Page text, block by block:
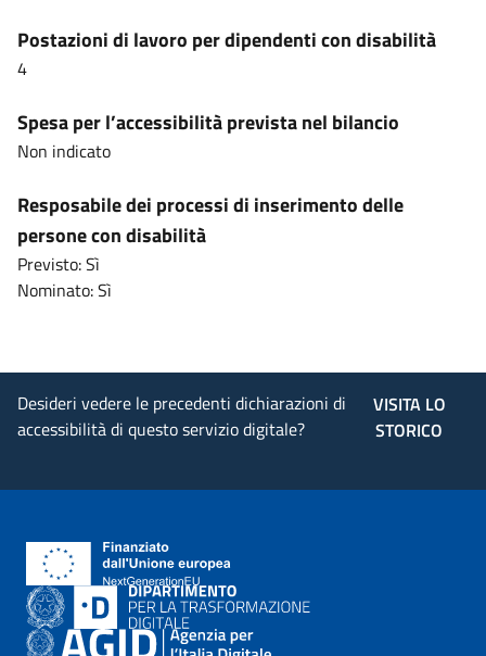
Postazioni di lavoro per dipendenti con disabilità
4
Spesa per l’accessibilità prevista nel bilancio
Non indicato
Resposabile dei processi di inserimento delle
persone con disabilità
Previsto: Sì
Nominato: Sì
Desideri vedere le precedenti dichiarazioni di
accessibilità di questo servizio digitale?
VISITA LO
STORICO